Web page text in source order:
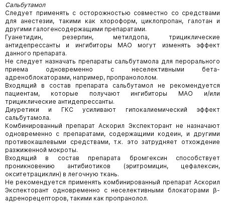
Сальбутамол
Следует применять с осторожностью совместно со средствами
для анестезии, такими как хлороформ, циклопропан, галотан и
другими галогенсодержащими препаратами.
Гуанетидин, резерпин, метилдопа, трициклические
антидепрессанты и ингибиторы МАО могут изменять эффект
данного препарата.
Не следует назначать препараты сальбутамола для перорального
приема одновременно с неселективными бета-
адреноблокаторами, например, пропранололом.
Входящий в состав препарата сальбутамол не рекомендуется
пациентам, которые получают ингибиторы МАО и/или
трициклические антидепрессанты.
Диуретики и ГКС усиливают гипокалиемический эффект
сальбутамола.
Комбинированный препарат Аскорил Экспекторант не назначают
одновременно с препаратами, содержащими кодеин, и другими
противокашлевыми средствами, т.к. это затрудняет отхождение
разжиженной мокроты.
Входящий в состав препарата бромгексин способствует
проникновению антибиотиков (эритромицин, цефалексин,
окситетрациклин) в легочную ткань.
Не рекомендуется применять комбинированный препарат Аскорил
Экспекторант одновременно с неселективными блокаторами β-
адренорецепторов, такими как пропранолол.